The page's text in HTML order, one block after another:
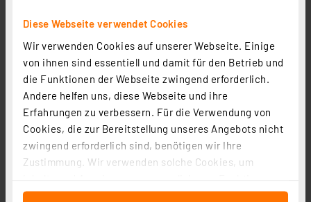
Diese Webseite verwendet Cookies
Wir verwenden Cookies auf unserer Webseite. Einige
von ihnen sind essentiell und damit für den Betrieb und
die Funktionen der Webseite zwingend erforderlich.
Andere helfen uns, diese Webseite und ihre
Erfahrungen zu verbessern. Für die Verwendung von
Cookies, die zur Bereitstellung unseres Angebots nicht
zwingend erforderlich sind, benötigen wir Ihre
Zustimmung. Wir verwenden solche Cookies, um
für soziale Medien anbieten zu können und die Zugriffe
Informationen zu Versandkosten